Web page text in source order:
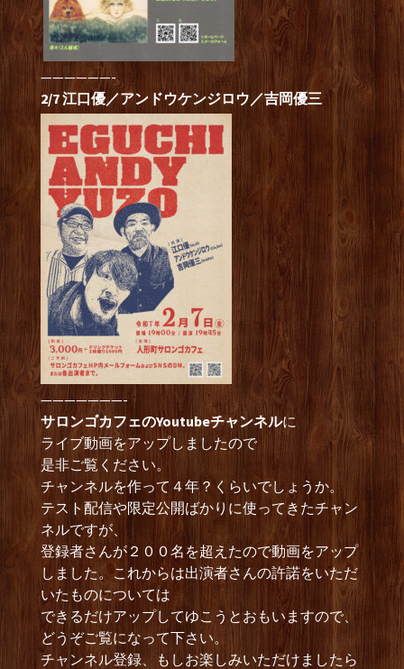
——————-
2/7 江口優／アンドウケンジロウ／吉岡優三
———————-
サロンゴカフェのYoutubeチャンネルに
ライブ動画をアップしましたので
是非ご覧ください。
チャンネルを作って４年？くらいでしょうか。
テスト配信や限定公開ばかりに使ってきたチャン
ネルですが、
登録者さんが２００名を超えたので動画をアップ
しました。これからは出演者さんの許諾をいただ
いたものについては
できるだけアップしてゆこうとおもいますので、
どうぞご覧になって下さい。
チャンネル登録、もしお楽しみいただけましたら